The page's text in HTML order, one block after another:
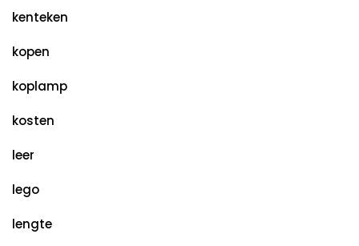
kenteken
kopen
koplamp
kosten
leer
lego
lengte